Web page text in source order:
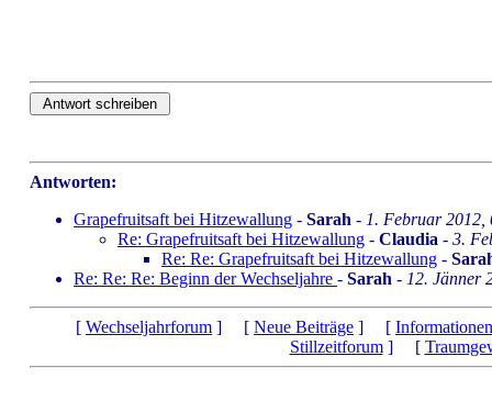
Antworten:
Grapefruitsaft bei Hitzewallung - Sarah - 1. Februar 2012,
Re: Grapefruitsaft bei Hitzewallung - Claudia - 3.
Re: Re: Grapefruitsaft bei Hitzewallung -
Re: Re: Re: Beginn der Wechseljahre - Sarah - 12. Jänner
[ Wechseljahrforum ] [ Neue Beiträge ] [ Informationen
Stillzeitforum] [